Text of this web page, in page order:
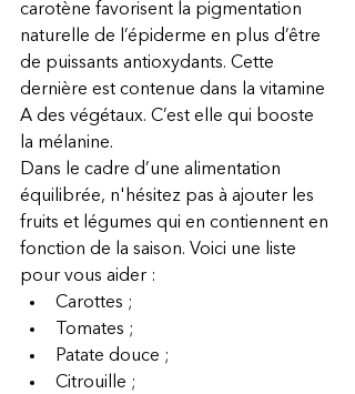
carotène favorisent la pigmentation
naturelle de l’épiderme en plus d’être
de puissants antioxydants. Cette
dernière est contenue dans la vitamine
A des végétaux. C’est elle qui booste
la mélanine.
Dans le cadre d’une alimentation
équilibrée, n'hésitez pas à ajouter les
fruits et légumes qui en contiennent en
fonction de la saison. Voici une liste
pour vous aider :
Carottes ;
Tomates ;
Patate douce ;
Citrouille ;